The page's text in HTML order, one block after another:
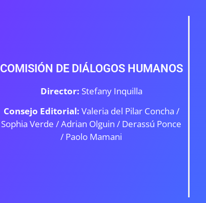
COMISIÓN DE DIÁLOGOS HUMANOS
Director: Stefany Inquilla
Consejo Editorial: Valeria del Pilar Concha /
Sophia Verde /Adrian Olguin / Derassú Ponce
/ Paolo Mamani